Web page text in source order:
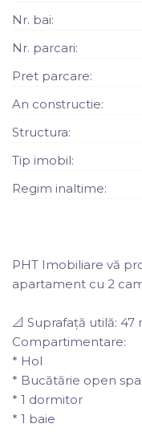
Nr. bai:
Nr. parcari:
Pret parcare:
An constructie:
Structura:
Tip imobil:
Regim inaltime:
PHT Imobiliare vă
apartament cu 2
📐 Suprafață utilă: 47
Compartimentare:
* Hol
* Bucătărie open
* 1 dormitor
* 1 baie